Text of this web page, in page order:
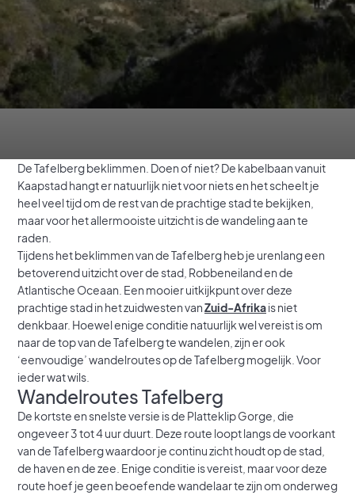
De Tafelberg beklimmen. Doen of niet? De kabelbaan vanuit
Kaapstad hangt er natuurlijk niet voor niets en het scheelt je
heel veel tijd om de rest van de prachtige stad te bekijken,
maar voor het allermooiste uitzicht is de wandeling aan te
raden.
Tijdens het beklimmen van de Tafelberg heb je urenlang een
betoverend uitzicht over de stad, Robbeneiland en de
Atlantische Oceaan. Een mooier uitkijkpunt over deze
prachtige stad in het zuidwesten vanZuid-Afrikais niet
denkbaar. Hoewel enige conditie natuurlijk wel vereist is om
naar de top van de Tafelberg te wandelen, zijn er ook
‘eenvoudige’ wandelroutes op de Tafelberg mogelijk. Voor
ieder wat wils.
Wandelroutes Tafelberg
De kortste en snelste versie is de Platteklip Gorge, die
ongeveer 3 tot 4 uur duurt. Deze route loopt langs de voorkant
van de Tafelberg waardoor je continu zicht houdt op de stad,
de haven en de zee. Enige conditie is vereist, maar voor deze
route hoef je geen beoefende wandelaar te zijn om onderweg